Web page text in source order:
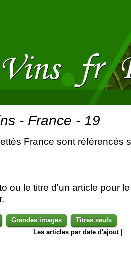
- France - 19
France sont référencés
ou le titre d'un article pour
Grandes images
Titres seuls
Les articles par date d'ajout|